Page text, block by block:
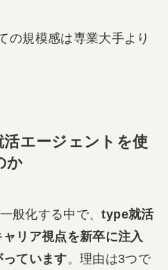
の規模感は専業大手より
エージェントを使
か
般化する中で、type就活
リア視点を新卒に注入
ています。理由は3つで